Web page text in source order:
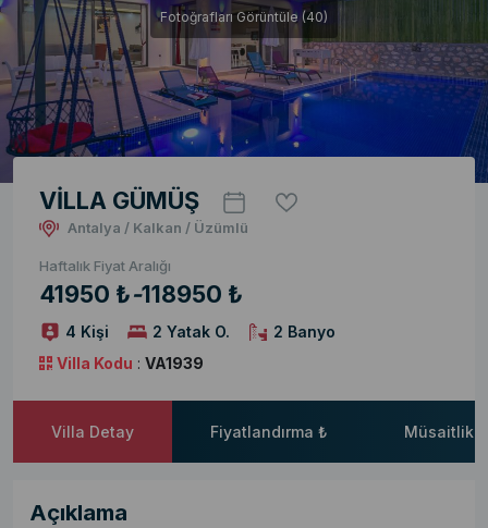
Fotoğrafları Görüntüle (40)
VİLLA GÜMÜŞ
Antalya / Kalkan / Üzümlü
Haftalık Fiyat Aralığı
41950 ₺-118950 ₺
4 Kişi 2 Yatak O.
2 Banyo
Villa Kodu : VA1939
Villa Detay Fiyatlandırma ₺ Müsaitlik
Açıklama